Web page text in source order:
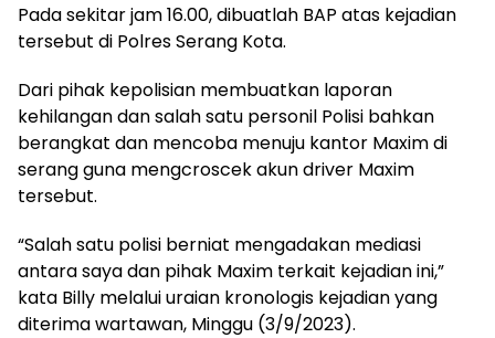
Pada sekitar jam 16.00, dibuatlah BAP atas kejadian
tersebut di Polres Serang Kota.
Dari pihak kepolisian membuatkan laporan
kehilangan dan salah satu personil Polisi bahkan
berangkat dan mencoba menuju kantor Maxim di
serang guna mengcroscek akun driver Maxim
tersebut.
“Salah satu polisi berniat mengadakan mediasi
antara saya dan pihak Maxim terkait kejadian ini,”
kata Billy melalui uraian kronologis kejadian yang
diterima wartawan, Minggu (3/9/2023).